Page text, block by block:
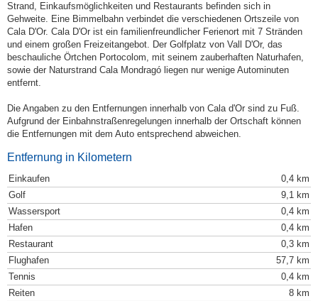
Strand, Einkaufsmöglichkeiten und Restaurants befinden sich in
Gehweite. Eine Bimmelbahn verbindet die verschiedenen Ortszeile von
Cala D'Or. Cala D'Or ist ein familienfreundlicher Ferienort mit 7 Stränden
und einem großen Freizeitangebot. Der Golfplatz von Vall D'Or, das
beschauliche Örtchen Portocolom, mit seinem zauberhaften Naturhafen,
sowie der Naturstrand Cala Mondragó liegen nur wenige Autominuten
entfernt.
Die Angaben zu den Entfernungen innerhalb von Cala d'Or sind zu Fuß.
Aufgrund der Einbahnstraßenregelungen innerhalb der Ortschaft können
die Entfernungen mit dem Auto entsprechend abweichen.
Entfernung in Kilometern
Einkaufen
0,4 km
Golf
9,1 km
Wassersport
0,4 km
Hafen
0,4 km
Restaurant
0,3 km
Flughafen
57,7 km
Tennis
0,4 km
Reiten
8 km